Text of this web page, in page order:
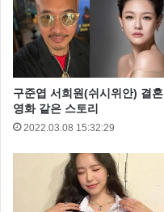
구준엽 서희원(쉬시위안) 결혼
영화 같은 스토리
2022.03.08 15:32:29